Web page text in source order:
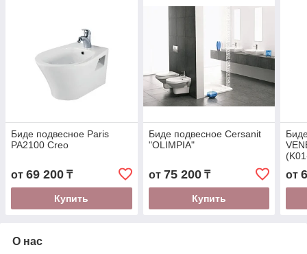
Биде подвесное Paris
PA2100 Creo
от 69 200 ₸
Купить
Биде подвесное Cersanit
"OLIMPIA"
от 75 200₸
Купить
от
О нас